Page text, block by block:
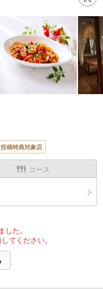
稿特典対象店
コース
た。
てください。